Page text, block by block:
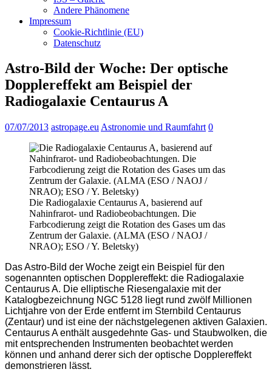
Andere Phänomene
Impressum
Cookie-Richtlinie (EU)
Datenschutz
Astro-Bild der Woche: Der optische
Dopplereffekt am Beispiel der
Radiogalaxie Centaurus A
07/07/2013 astropage.eu Astronomie und Raumfahrt 0
Die Radiogalaxie Centaurus A, basierend auf
Nahinfrarot- und Radiobeobachtungen. Die
Farbcodierung zeigt die Rotation des Gases um das
Zentrum der Galaxie. (ALMA (ESO / NAOJ /
NRAO); ESO / Y. Beletsky)
Das Astro-Bild der Woche zeigt ein Beispiel für den
sogenannten optischen Dopplereffekt: die Radiogalaxie
Centaurus A. Die elliptische Riesengalaxie mit der
Katalogbezeichnung NGC 5128 liegt rund zwölf Millionen
Lichtjahre von der Erde entfernt im Sternbild Centaurus
(Zentaur) und ist eine der nächstgelegenen aktiven Galaxien.
Centaurus A enthält ausgedehnte Gas- und Staubwolken, die
mit entsprechenden Instrumenten beobachtet werden
können und anhand derer sich der optische Dopplereffekt
demonstrieren lässt.